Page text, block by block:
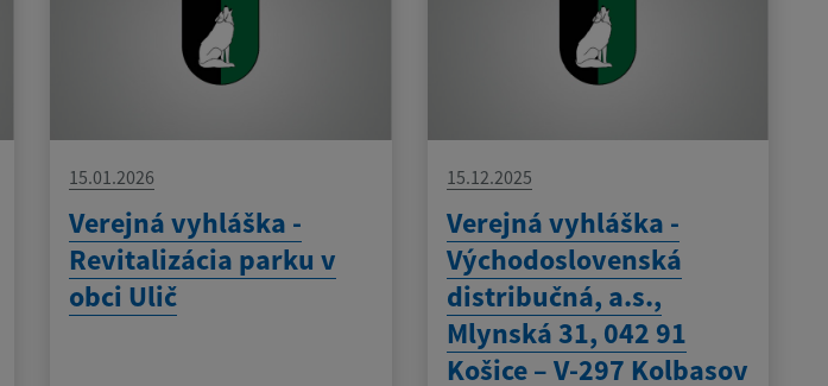
15.01.2026
Verejná vyhláška -
Revitalizácia parku v
obci Ulič
15.12.2025
Verejná vyhláška -
Východoslovenská
distribučná, a.s.,
Mlynská 31, 042 91
Košice – V-297 Kolbasov